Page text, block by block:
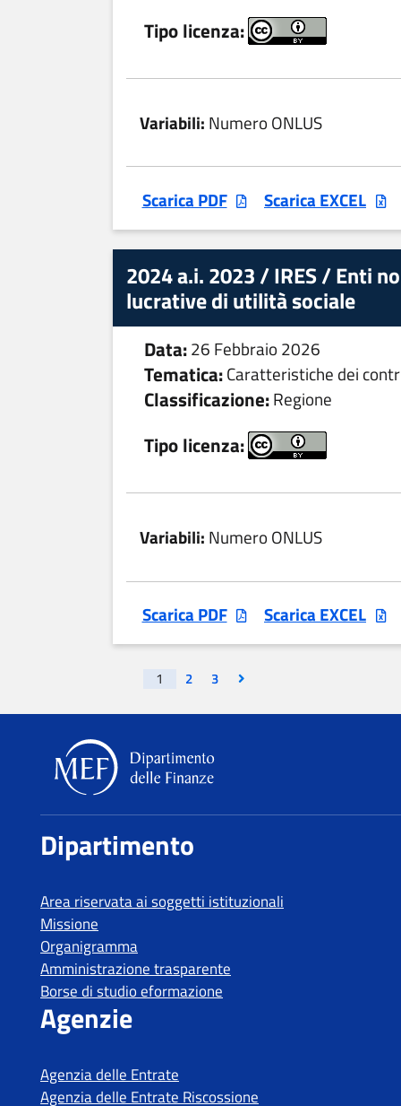
Tipo licenza:
Variabili: Numero ONLUS
Scarica PDF Scarica EXCEL
2024 a.i. 2023 / IRES / Enti
lucrative di utilità sociale
Data:26 Febbraio 2026
Tematica:Caratteristiche dei
Classificazione:Regione
Tipo licenza:
Variabili: Numero ONLUS
Scarica PDF Scarica EXCEL
1 Visualizza la pagina
2 Visualizza la pagina
3 Vai all'ultima pagina
Dipartimento delle Finanze
Dipartimento
Area riservata ai soggetti istituzionali
Missione
Organigramma
Amministrazione trasparente
Borse di studio eformazione
Agenzie
Agenzia delle Entrate
Agenzia delle Entrate Riscossione